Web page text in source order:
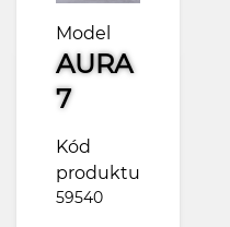
Model
AURA
7
Kód
produktu
59540